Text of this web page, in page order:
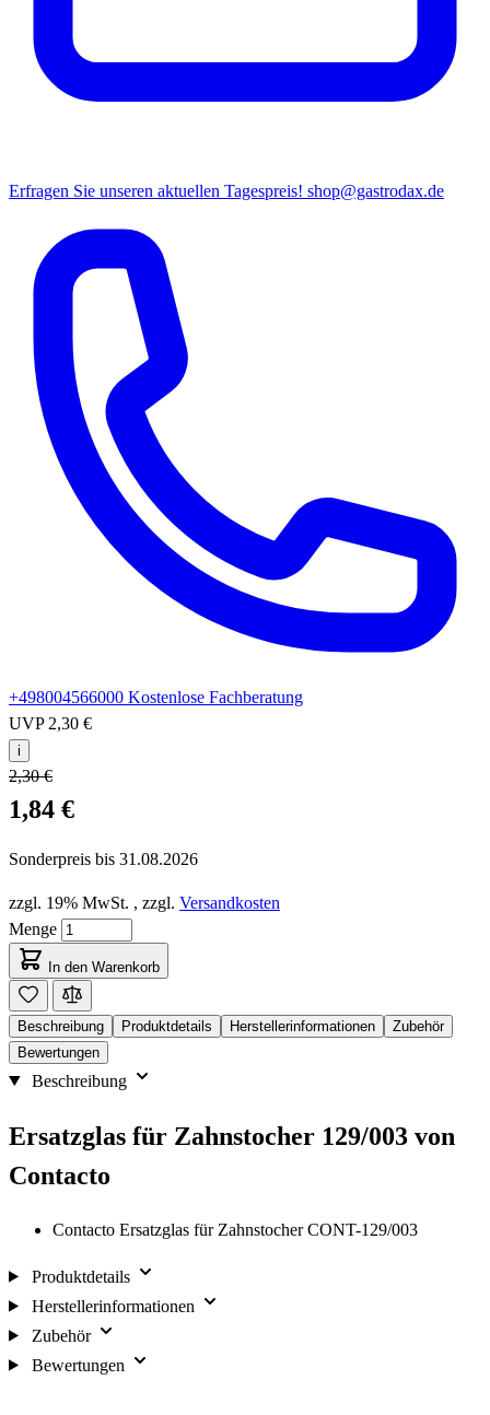
Erfragen Sie unseren aktuellen Tagespreis! shop@gastrodax.de
+498004566000 Kostenlose Fachberatung
UVP 2,30 €
i
2,30 €
1,84 €
Sonderpreis bis 31.08.2026
zzgl. 19% MwSt. , zzgl. Versandkosten
Menge
In den Warenkorb
Beschreibung Produktdetails Herstellerinformationen
Zubehör
Bewertungen
Beschreibung
Ersatzglas für Zahnstocher 129/003 von
Contacto
Contacto Ersatzglas für Zahnstocher CONT-129/003
Produktdetails
Herstellerinformationen
Zubehör
Bewertungen